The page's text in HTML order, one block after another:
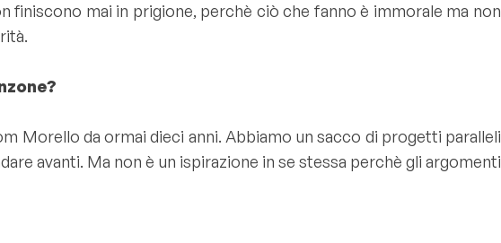
finiscono mai in prigione, perchè ciò che fanno è immorale ma non
Morello da ormai dieci anni. Abbiamo un sacco di progetti paralleli
avanti. Ma non è un ispirazione in se stessa perchè gli argomenti